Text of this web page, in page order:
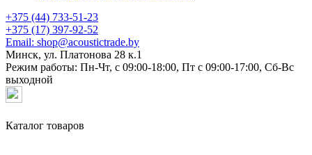
+375 (44) 733-51-23
+375 (17) 397-92-52
Email: shop@acoustictrade.by
Минск, ул. Платонова 28 к.1
Режим работы: Пн-Чт, с 09:00-18:00, Пт с 09:00-17:00, Сб-Вс
выходной
Каталог товаров